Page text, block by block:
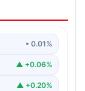
bağlantı
• 0.01%
▲ +0.06%
▲ +0.20%